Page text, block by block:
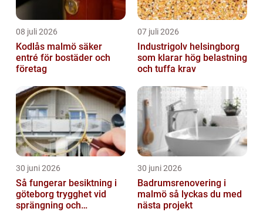
08 juli 2026
Kodlås malmö säker
entré för bostäder och
företag
07 juli 2026
Industrigolv helsingborg
som klarar hög belastning
och tuffa krav
30 juni 2026
Så fungerar besiktning i
göteborg trygghet vid
sprängning och
30 juni 2026
Badrumsrenovering i
malmö så lyckas du med
nästa projekt